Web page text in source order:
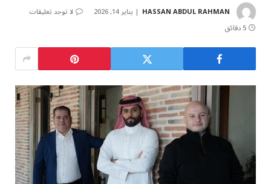
HASSAN ABDUL RAHMAN يناير 14, 2026
لا توجد تعليقات
5 دقائق